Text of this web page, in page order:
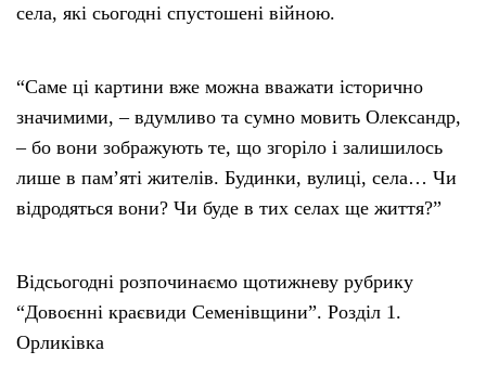
села, які сьогодні спустошені війною.
“Саме ці картини вже можна вважати історично
значимими, – вдумливо та сумно мовить Олександр,
– бо вони зображують те, що згоріло і залишилось
лише в пам’яті жителів. Будинки, вулиці, села… Чи
відродяться вони? Чи буде в тих селах ще життя?”
Відсьогодні розпочинаємо щотижневу рубрику
“Довоєнні краєвиди Семенівщини”. Розділ 1.
Орликівка